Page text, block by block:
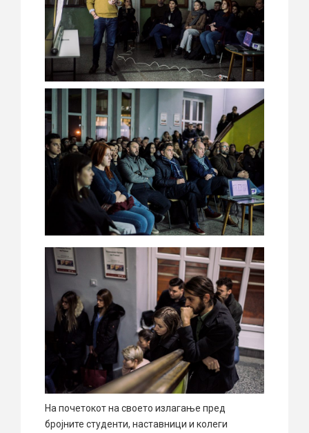
На почетокот на своето излагање пред
бројните студенти, наставници и колеги